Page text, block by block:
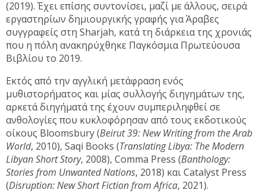
(2019). Έχει επίσης συντονίσει, μαζί με άλλους, σειρά
εργαστηρίων δημιουργικής γραφής για Άραβες
συγγραφείς στη Sharjah, κατά τη διάρκεια της χρονιάς
που η πόλη ανακηρύχθηκε Παγκόσμια Πρωτεύουσα
Βιβλίου το 2019.
Εκτός από την αγγλική μετάφραση ενός
μυθιστορήματος και μίας συλλογής διηγημάτων της,
αρκετά διηγήματά της έχουν συμπεριληφθεί σε
ανθολογίες που κυκλοφόρησαν από τους εκδοτικούς
οίκους Bloomsbury (Beirut 39: New Writing from the Arab
World, 2010), Saqi Books (Translating Libya: The Modern
Libyan Short Story, 2008), Comma Press (Banthology:
Stories from Unwanted Nations, 2018) και Catalyst Press
(Disruption: New Short Fiction from Africa, 2021).